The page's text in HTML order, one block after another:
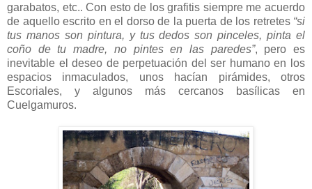
garabatos, etc.. Con esto de los grafitis siempre me acuerdo
de aquello escrito en el dorso de la puerta de los retretes “si
tus manos son pintura, y tus dedos son pinceles, pinta el
coño de tu madre, no pintes en las paredes”, pero es
inevitable el deseo de perpetuación del ser humano en los
espacios inmaculados, unos hacían pirámides, otros
Escoriales, y algunos más cercanos basílicas en
Cuelgamuros.